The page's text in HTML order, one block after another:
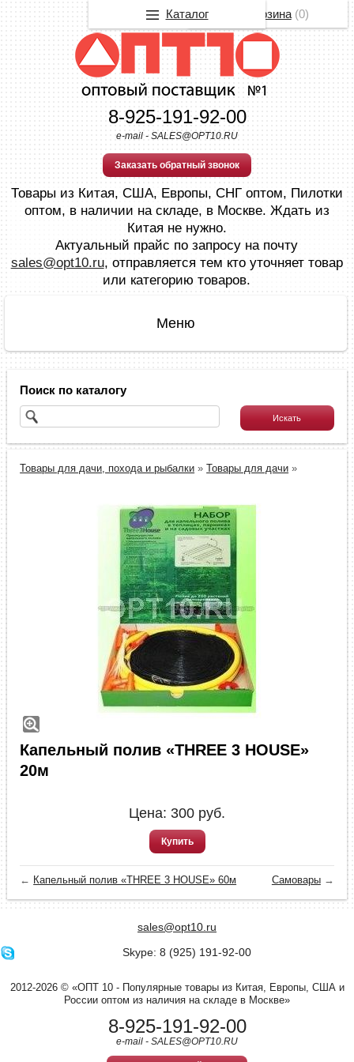
8-925-191-92-00
e-mail - SALES@OPT10.RU
Заказать обратный звонок
Товары из Китая, США, Европы, СНГ оптом, Пилотки
оптом, в наличии на складе, в Москве. Ждать из
Китая не нужно.
Актуальный прайс по запросу на почту
sales@opt10.ru, отправляется тем кто уточняет товар
или категорию товаров.
Поиск по каталогу
Товары для дачи, похода и рыбалки »Товары для дачи »
Капельный полив «THREE 3 HOUSE»
20м
Цена: 300 руб.
Купить
← Капельный полив «THREE 3 HOUSE» 60м Самовары→
sales@opt10.ru
Skype: 8 (925) 191-92-00
2012-2026 © «ОПТ 10 - Популярные товары из Китая, Европы, США и
России оптом из наличия на складе в Москве»
8-925-191-92-00
e-mail - SALES@OPT10.RU
Корзина(0)
Каталог